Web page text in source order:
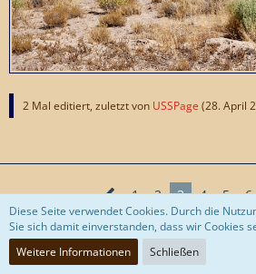
2 Mal editiert, zuletzt von USSPage (28. April
1 2 3 4 5 6
Diese Seite verwendet Cookies. Durch die
Sie sich damit einverstanden, dass wir Cookies
Weitere Informationen
Schließen